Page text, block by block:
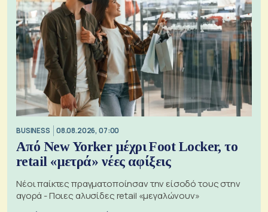
BUSINESS 08.08.2026, 07:00
Από New Yorker μέχρι Foot Locker, το
retail «μετρά» νέες αφίξεις
Νέοι παίκτες πραγματοποίησαν την είσοδό τους στην
αγορά - Ποιες αλυσίδες retail «μεγαλώνουν»